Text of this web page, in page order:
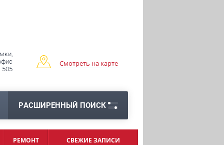
505
Смотреть на карте
РАСШИРЕННЫЙ ПОИСК
РЕМОНТ СВЕЖИЕ ЗАПИСИ